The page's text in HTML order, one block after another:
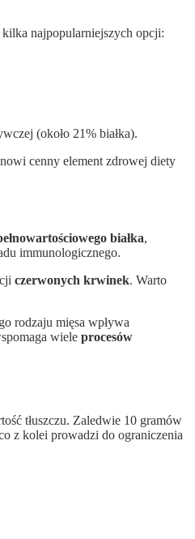
kilka najpopularniejszych opcji:
(około 21% białka).
cenny element zdrowej diety
białka,
immunologicznego.
czerwonych krwinek. Warto
rodzaju mięsa wpływa
wiele procesów
tłuszczu. Zaledwie 10 gramów
z kolei prowadzi do ograniczenia